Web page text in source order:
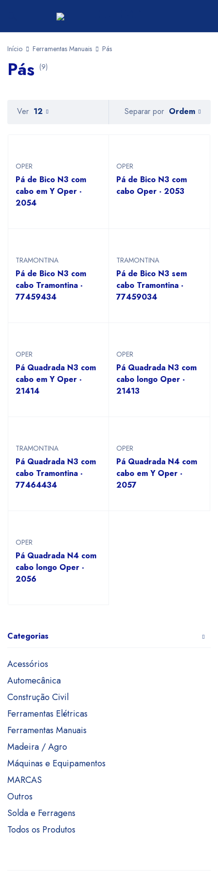
Início Ferramentas Manuais Pás
Pás (9)
Categorias
Acessórios
Automecânica
Construção Civil
Ferramentas Elétricas
Ferramentas Manuais
Madeira / Agro
Máquinas e Equipamentos
MARCAS
Outros
Solda e Ferragens
Todos os Produtos
Separar por Ordem
Ver 12
OPER
Pá de Bico N3 com
cabo em Y Oper -
2054
OPER
Pá de Bico N3 com
cabo Oper - 2053
TRAMONTINA
Pá de Bico N3 com
cabo Tramontina -
77459434
TRAMONTINA
Pá de Bico N3 sem
cabo Tramontina -
77459034
OPER
Pá Quadrada N3 com
cabo em Y Oper -
21414
OPER
Pá Quadrada N3 com
cabo longo Oper -
21413
TRAMONTINA
Pá Quadrada N3 com
cabo Tramontina -
77464434
OPER
Pá Quadrada N4 com
cabo em Y Oper -
2057
OPER
Pá Quadrada N4 com
cabo longo Oper -
2056